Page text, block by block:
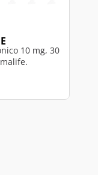
10 mg, 30